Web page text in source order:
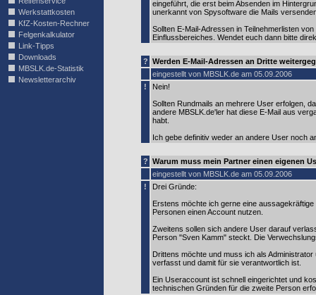
Werkstattkosten
KfZ-Kosten-Rechner
Felgenkalkulator
Link-Tipps
Downloads
MBSLK.de-Statistik
Newsletterarchiv
eingeführt, die erst beim Absenden im
unerkannt von Spysoftware die Mails
Sollten E-Mail-Adressen in Teilnehmerlisten
Einflussbereiches. Wendet euch dann bitte
? Werden E-Mail-Adressen an Dritte
eingestellt von MBSLK.de am 05.09.2006
!
Nein!
Sollten Rundmails an mehrere User erfolgen,
andere MBSLK.de'ler hat diese E-Mail aus
habt.
Ich gebe definitiv weder an andere User noch
? Warum muss mein Partner einen eigenen
eingestellt von MBSLK.de am 05.09.2006
!
Drei Gründe:
Erstens möchte ich gerne eine
Personen einen Account nutzen.
Zweitens sollen sich andere User darauf
Person "Sven Kamm" steckt. Die
Drittens möchte und muss ich als
verfasst und damit für sie verantwortlich ist.
Ein Useraccount ist schnell eingerichtet und
technischen Gründen für die zweite Person